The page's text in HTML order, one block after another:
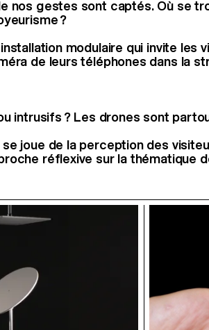
nos gestes sont captés. Où se
?
modulaire qui invite les
de leurs téléphones dans la
intrusifs ? Les drones sont
se joue de la perception des
réflexive sur la thématique